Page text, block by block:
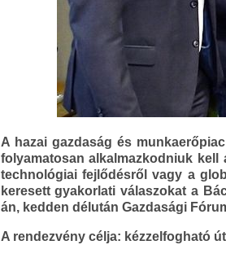
A hazai gazdaság és
folyamatosan alkalmazkodniuk
technológiai fejlődésről vagy a
keresett gyakorlati válaszokat a
án, kedden délután Gazdasági
A rendezvény célja: kézzelfogható